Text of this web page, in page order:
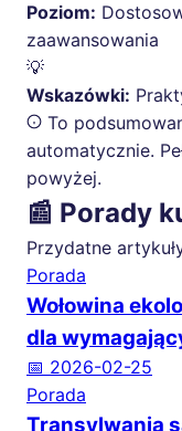
Poziom:
zaawansowania
💡
Wskazówki:
To
automatycznie.
powyżej.
📰 Porady
Przydatne
Porada
Wołowina
dla
📅 2026-02-25
Porada
Transylwania